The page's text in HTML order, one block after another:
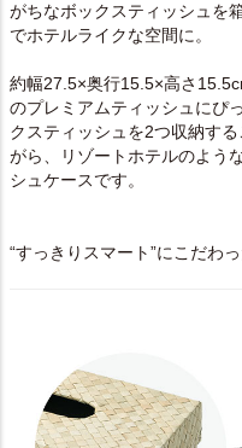
がちなボックスティッシュを
でホテルライクな空間に。
約幅27.5×奥行15.5×高さ
のプレミアムティッシュにぴ
クスティッシュを2つ収納す
がら、リゾートホテルのよう
シュケースです。
“すっきりスマート”にこだわ